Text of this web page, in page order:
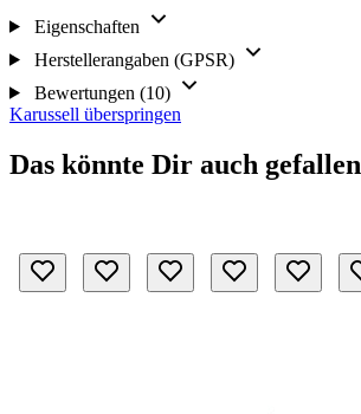
Eigenschaften
Herstellerangaben (GPSR)
Bewertungen (10)
Karussell überspringen
Das könnte Dir auch gefallen